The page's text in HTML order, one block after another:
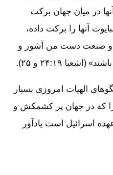
در میان جهان برکت
آنها را برکت داده،
صنعت دست من آشور و
۱۹:‏۲۴ و ۲۵).
الهیات امروزی بسیار
که در جهان پر کشمکش و
اسرائیل است یادآور